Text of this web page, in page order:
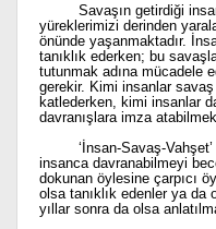
Savaşın getirdiği
yüreklerimizi derinden
önünde yaşanmaktadır.
tanıklık ederken; bu
tutunmak adına mücadele
gerekir. Kimi insanlar savaş
katlederken, kimi insanlar
davranışlara imza
‘İnsan-Savaş-Vahşet’
insanca davranabilmeyi
dokunan öylesine çarpıcı
olsa tanıklık edenler ya da
yıllar sonra da olsa